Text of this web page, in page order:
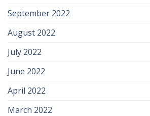
September 2022
August 2022
July 2022
June 2022
April 2022
March 2022